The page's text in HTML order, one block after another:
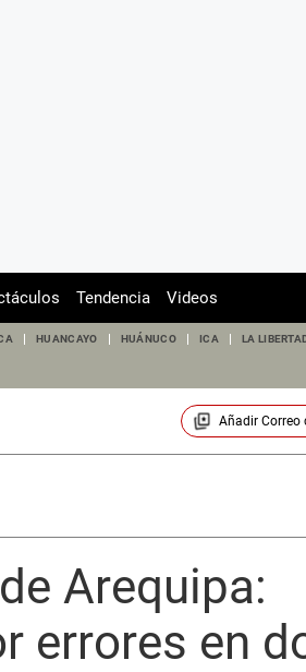
Tendencia Videos
HUANCAYO HUÁNUCO ICA LA
Añadir Correo
Arequipa:
errores en